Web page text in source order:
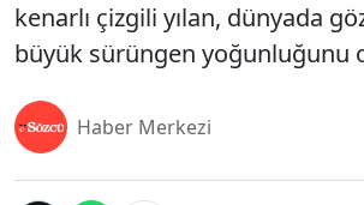
kenarlı çizgili yılan, dünyada
büyük sürüngen yoğunluğunu
Haber Merkezi